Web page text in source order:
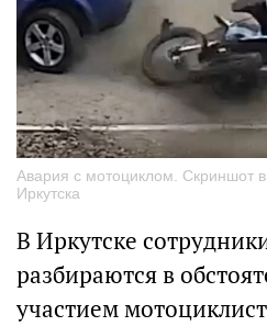
Авария с мотоциклом. Скриншот
Иркутска
В Иркутске
разбираются в
участием